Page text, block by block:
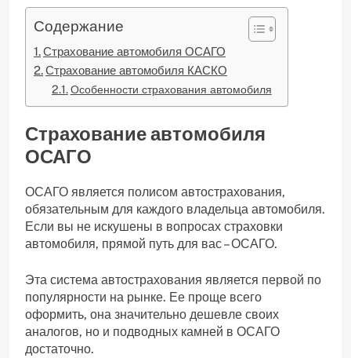
Содержание
Страхование автомобиля ОСАГО
Страхование автомобиля КАСКО
Особенности страхования автомобиля
Страхование автомобиля
ОСАГО
ОСАГО является полисом автострахования,
обязательным для каждого владельца автомобиля.
Если вы не искушены в вопросах страховки
автомобиля, прямой путь для вас – ОСАГО.
Эта система автострахования является первой по
популярности на рынке. Ее проще всего
оформить, она значительно дешевле своих
аналогов, но и подводных камней в ОСАГО
достаточно.